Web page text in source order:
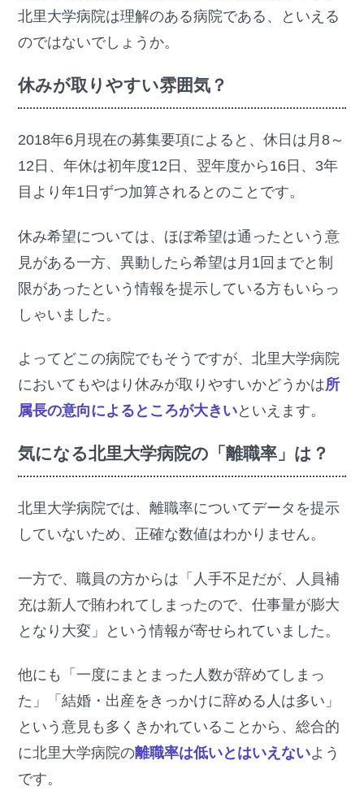
北里大学病院は理解のある病院である、といえる
のではないでしょうか。
休みが取りやすい雰囲気？
2018年6月現在の募集要項によると、休日は月8～
12日、年休は初年度12日、翌年度から16日、3年
目より年1日ずつ加算されるとのことです。
休み希望については、ほぼ希望は通ったという意
見がある一方、異動したら希望は月1回までと制
限があったという情報を提示している方もいらっ
しゃいました。
よってどこの病院でもそうですが、北里大学病院
においてもやはり休みが取りやすいかどうかは所
属長の意向によるところが大きいといえます。
気になる北里大学病院の「離職率」は？
北里大学病院では、離職率についてデータを提示
していないため、正確な数値はわかりません。
一方で、職員の方からは「人手不足だが、人員補
充は新人で賄われてしまったので、仕事量が膨大
となり大変」という情報が寄せられていました。
他にも「一度にまとまった人数が辞めてしまっ
た」「結婚・出産をきっかけに辞める人は多い」
という意見も多くきかれていることから、総合的
に北里大学病院の離職率は低いとはいえないよう
です。